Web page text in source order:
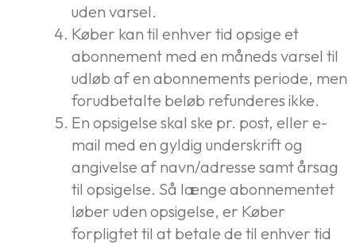
uden varsel.
Køber kan til enhver tid opsige et
abonnement med en måneds varsel til
udløb af en abonnements periode, men
forudbetalte beløb refunderes ikke.
En opsigelse skal ske pr. post, eller e-
mail med en gyldig underskrift og
angivelse af navn/adresse samt årsag
til opsigelse. Så længe abonnementet
løber uden opsigelse, er Køber
forpligtet til at betale de til enhver tid